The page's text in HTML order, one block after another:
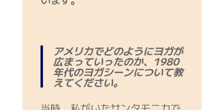
アメリカでどのようにヨガが
広まっていったのか、1980
年代のヨガシーンについて教
えてください。